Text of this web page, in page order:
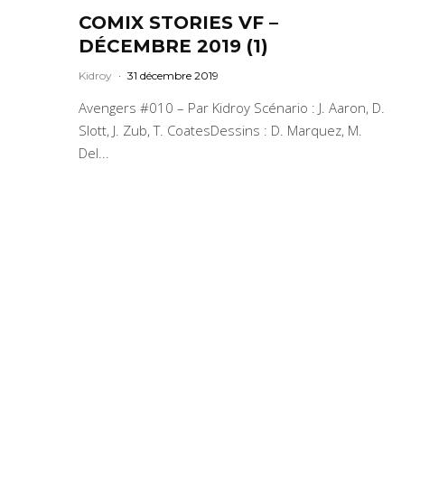
COMIX STORIES VF –
DÉCEMBRE 2019 (1)
Kidroy · 31 décembre 2019
Avengers #010 – Par Kidroy Scénario : J. Aaron, D.
Slott, J. Zub, T. CoatesDessins : D. Marquez, M.
Del...